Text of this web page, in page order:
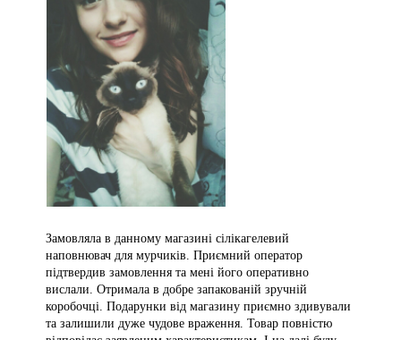
Замовляла в данному магазині сілікагелевий
наповнювач для мурчиків. Приємний оператор
підтвердив замовлення та мені його оперативно
вислали. Отримала в добре запакованій зручній
коробочці. Подарунки від магазину приємно здивували
та залишили дуже чудове враження. Товар повністю